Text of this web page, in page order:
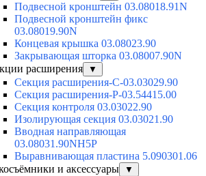
Подвесной кронштейн 03.08018.91N
Подвесной кронштейн фикс
03.08019.90N
Концевая крышка 03.08023.90
Закрывающая шторка 03.08007.90N
расширения
▼
Секция расширения-С-03.03029.90
Секция расширения-Р-03.54415.00
Секция контроля 03.03022.90
Изолирующая секция 03.03021.90
Вводная направляющая
03.08031.90NH5P
Выравнивающая пластина 5.090301.06
и аксессуары
▼